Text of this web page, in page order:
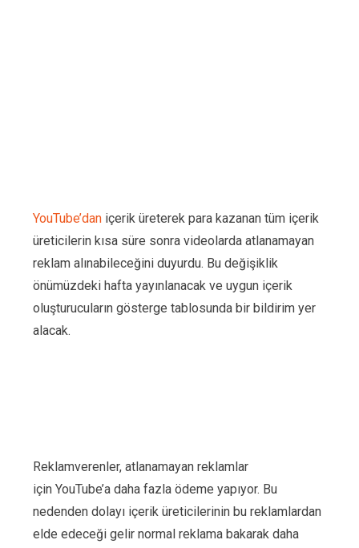
YouTube’daniçerik üreterek para kazanan tüm içerik
üreticilerin kısa süre sonra videolarda atlanamayan
reklam alınabileceğini duyurdu. Bu değişiklik
önümüzdeki hafta yayınlanacak ve uygun içerik
oluşturucuların gösterge tablosunda bir bildirim yer
alacak.
Reklamverenler, atlanamayan reklamlar
için YouTube’a daha fazla ödeme yapıyor. Bu
nedenden dolayı içerik üreticilerinin bu reklamlardan
elde edeceği gelir normal reklama bakarak daha